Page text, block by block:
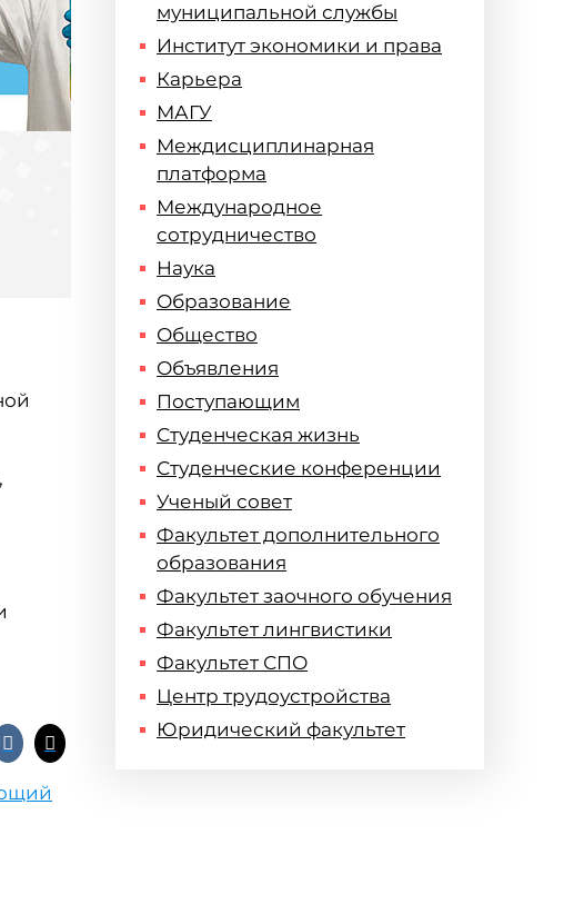
муниципальной службы
Институт экономики и права
Карьера
МАГУ
Междисциплинарная
платформа
Международное
сотрудничество
Наука
Образование
Общество
Объявления
Поступающим
Студенческая жизнь
Студенческие конференции
Ученый совет
Факультет дополнительного
образования
Факультет заочного обучения
Факультет лингвистики
Факультет СПО
Центр трудоустройства
Юридический факультет